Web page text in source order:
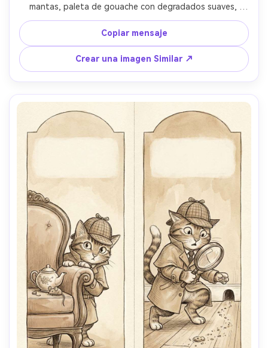
mantas, paleta de gouache con degradados suaves,
iluminación cálida para dormir, diseño de personaje
caprichoso, líneas de ritmo suave en el aire, personaje
consistente a través de las páginas, fondo mínimo para
mantener el enfoque, lente de 85 mm, profundidad de
campo poco profunda- -ar 4:5
Copiar mensaje
Crear una imagen Similar ↗